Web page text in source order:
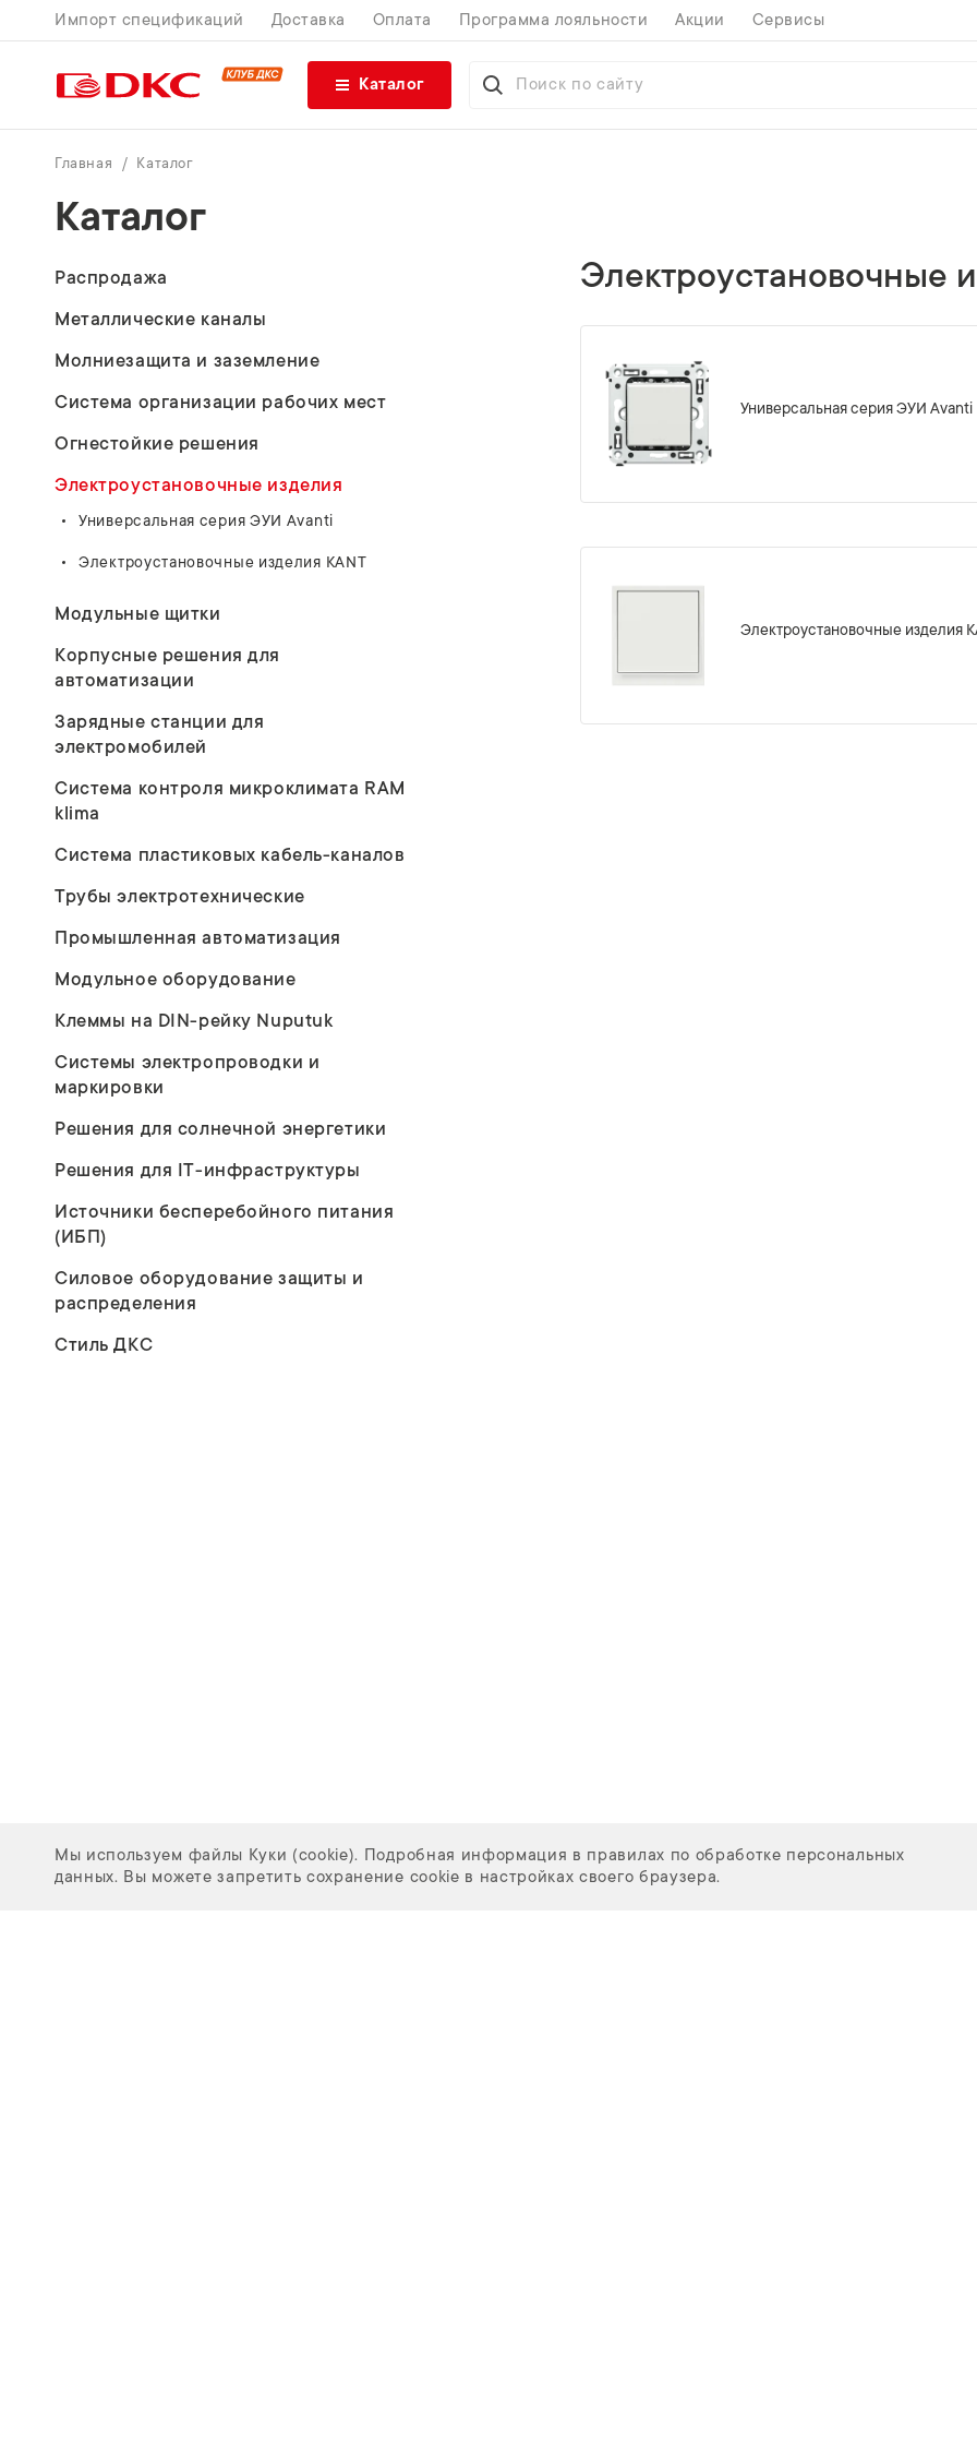
Импорт спецификаций Доставка Оплата Программа лояльности Акции Сервисы
Каталог
Главная Каталог
Каталог
Распродажа
Металлические каналы
Молниезащита и заземление
Система организации рабочих мест
Огнестойкие решения
Электроустановочные изделия
Универсальная серия ЭУИ Avanti
Электроустановочные изделия KANT
Модульные щитки
Корпусные решения для
автоматизации
Зарядные станции для
электромобилей
Система контроля микроклимата RAM
klima
Система пластиковых кабель-каналов
Трубы электротехнические
Промышленная автоматизация
Модульное оборудование
Клеммы на DIN-рейку Nuputuk
Системы электропроводки и
маркировки
Решения для солнечной энергетики
Решения для IT-инфраструктуры
Источники бесперебойного питания
(ИБП)
Силовое оборудование защиты и
распределения
Стиль ДКС
Электроустановочные
Универсальная серия ЭУИ Avanti
Электроустановочные изделия
Мы используем файлы Куки (cookie). Подробная информация в правилах по обработке персональных
данных. Вы можете запретить сохранение cookie в настройках своего браузера.